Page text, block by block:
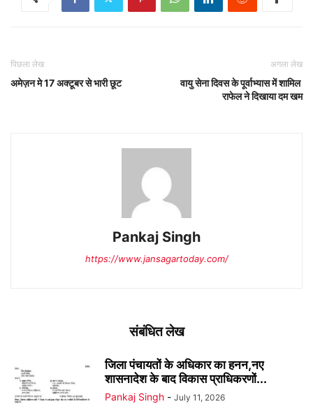
पिछला लेख
अमेज़न मे 17 अक्टूबर से भारी छूट
अगला लेख
वायु सेना दिवस के पूर्वाभ्यास में शामिल
राफेल ने दिखाया दम खम
Pankaj Singh
https://www.jansagartoday.com/
संबंधित लेख
जिला पंचायतों के अधिकार का हनन,नए
शासनादेश के बाद विकास प्राधिकरणों...
Pankaj Singh - July 11, 2026